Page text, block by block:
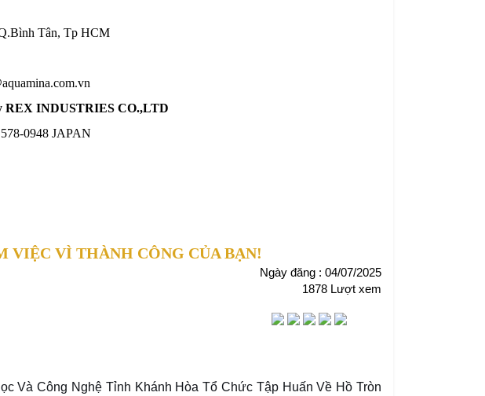
Tân, Tp HCM
REX INDUSTRIES CO.,LTD
0948 JAPAN
VIỆC VÌ THÀNH CÔNG CỦA BẠN!
Ngày đăng : 04/07/2025
1878 Lượt xem
Và Công Nghệ Tỉnh Khánh Hòa Tổ Chức Tập Huấn Về Hồ Tròn